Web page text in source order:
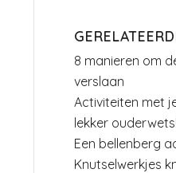
8 manieren om
verslaan
Activiteiten met
lekker ouderwets!
Een bellenberg
Knutselwerkjes